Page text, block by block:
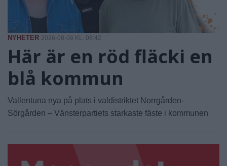
NYHETER 2026-08-06 KL. 08:42
Här är en röd fläcki en
blå kommun
Vallentuna nya på plats i valdistriktet Norrgården-
Sörgården – Vänsterpartiets starkaste fäste i kommunen